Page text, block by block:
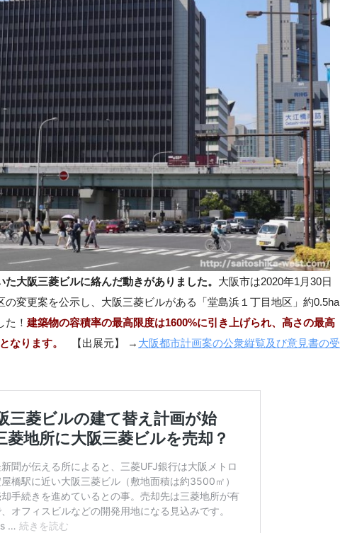
大阪三菱ビルに絡んだ動きがありました。 大阪市は2020年1月30日
変更案を公示し、大阪三菱ビルがある「堂島浜１丁目地区」約0.5ha
！ 建築物の容積率の最高限度は1600%に引き上げられ、高さの最高
なります。 【出展元】 → 大阪都市計画案の公衆縦覧及び意見書の受